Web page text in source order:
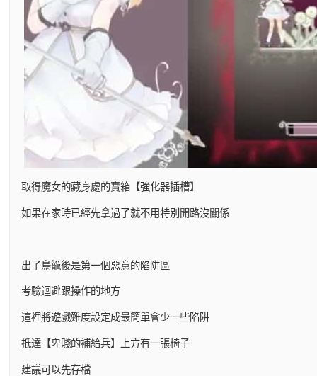
取得魔女的藏身處的寶箱【強化器插槽】
如果在家時已經先拿過了就不用特別開路沒關係
出了鳥籠後是第一個惡意的陷阱區
考驗迴避跟操作的地方
這裡將遊戲難度設定成最簡單會少一些陷阱
抵達【卑賤的補給兵】上方有一張椅子
建議可以先存檔